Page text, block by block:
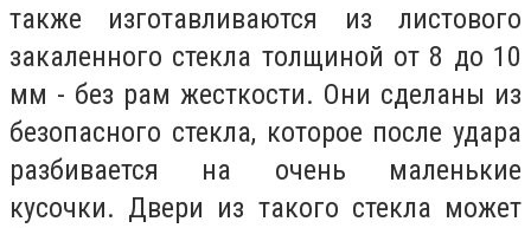
также изготавливаются из листового
закаленного стекла толщиной от 8 до 10
мм - без рам жесткости. Они сделаны из
безопасного стекла, которое после удара
разбивается на очень маленькие
кусочки. Двери из такого стекла может